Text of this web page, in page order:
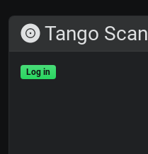
Tango Scan
Log in